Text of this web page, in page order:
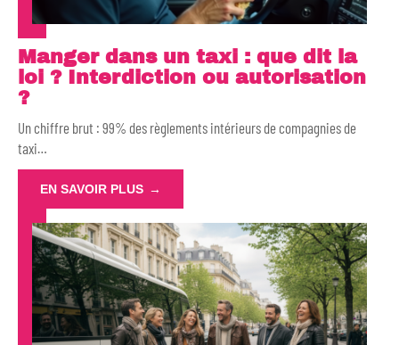
Manger dans un taxi : que dit la
loi ? Interdiction ou autorisation
?
Un chiffre brut : 99% des règlements intérieurs de compagnies de
taxi…
EN SAVOIR PLUS